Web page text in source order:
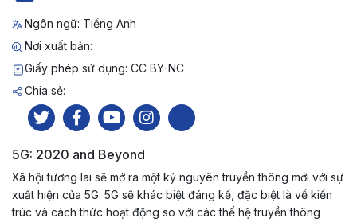
Ngôn ngữ: Tiếng Anh
Nơi xuất bản:
Giấy phép sử dụng: CC BY-NC
Chia sẻ:
5G: 2020 and Beyond
Xã hội tương lai sẽ mở ra một kỷ nguyên truyền thông mới với sự
xuất hiện của 5G. 5G sẽ khác biệt đáng kể, đặc biệt là về kiến
trúc và cách thức hoạt động so với các thế hệ truyền thông